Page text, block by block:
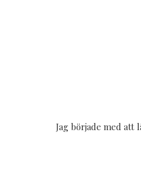
Jag började med